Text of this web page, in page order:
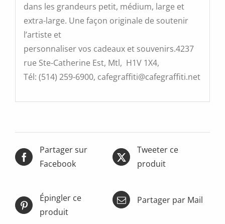
dans les grandeurs petit, médium, large et
extra-large. Une façon originale de soutenir
l’artiste et
personnaliser vos cadeaux et souvenirs.4237
rue Ste-Catherine Est, Mtl, H1V 1X4,
Tél: (514) 259-6900, cafegraffiti@cafegraffiti.net
Partager sur
Facebook
Tweeter ce
produit
Épingler ce
produit
Partager par Mail